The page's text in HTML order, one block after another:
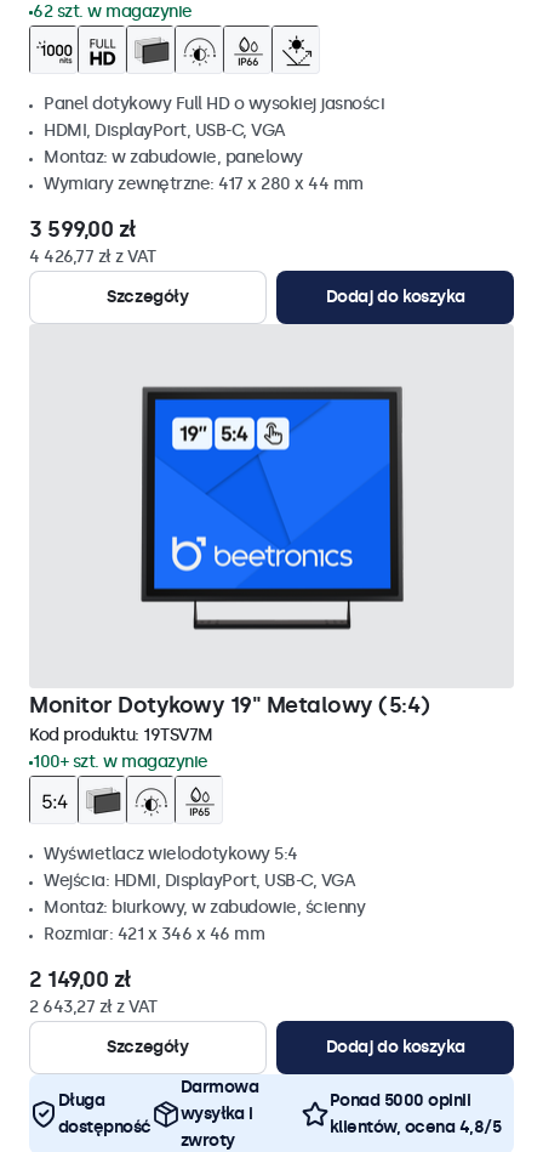
62 szt. w magazynie
Panel dotykowy Full HD o wysokiej jasności
HDMI, DisplayPort, USB-C, VGA
Montaz: w zabudowie, panelowy
Wymiary zewnętrzne: 417 x 280 x 44 mm
3 599,00 zł
4 426,77 zł z VAT
Szczegóły
Dodaj do koszyka
Monitor Dotykowy 19" Metalowy (5:4)
Kod produktu: 19TSV7M
100+ szt. w magazynie
Wyświetlacz wielodotykowy 5:4
Wejścia: HDMI, DisplayPort, USB-C, VGA
Montaż: biurkowy, w zabudowie, ścienny
Rozmiar: 421 x 346 x 46 mm
2 149,00 zł
2 643,27 zł z VAT
Szczegóły
Dodaj do koszyka
Długa
dostępność
Darmowa
wysyłka i
zwroty
Ponad 5000 opinii
klientów, ocena 4,8/5